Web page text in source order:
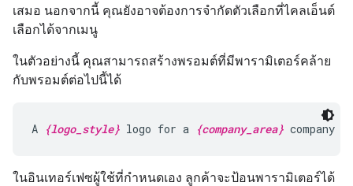
เสมอ นอกจากนี้ คุณยังอาจต้องการจำกัดตัวเลือกที่ไคลเอ็นต์
เลือกได้จากเมนู
ในตัวอย่างนี้ คุณสามารถสร้างพรอมต์ที่มีพารามิเตอร์คล้าย
กับพรอมต์ต่อไปนี้ได้
A {logo_style} logo for a {company_area} company
ในอินเทอร์เฟซผู้ใช้ที่กำหนดเอง ลูกค้าจะป้อนพารามิเตอร์ได้